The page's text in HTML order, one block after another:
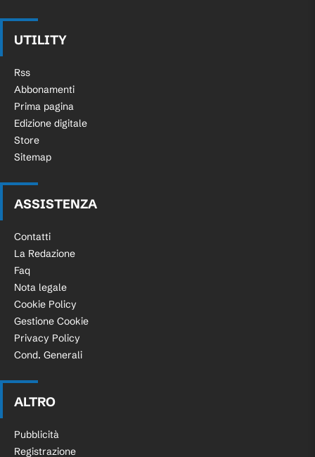
UTILITY
Rss
Abbonamenti
Prima pagina
Edizione digitale
Store
Sitemap
ASSISTENZA
Contatti
La Redazione
Faq
Nota legale
Cookie Policy
Gestione Cookie
Privacy Policy
Cond. Generali
ALTRO
Pubblicità
Registrazione